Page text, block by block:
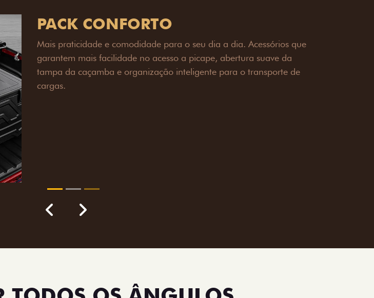
PACK OFF-ROAD
Prepare sua picape para qualquer desafio. O Pack off-road combina
engate de reboque para até 3,5 toneladas, alargadores de para-
lamas e overbumper, oferecendo mais capacidade de reboque,
proteção extra para a carroceria e um visual ainda mais imponente
OS ÂNGULOS